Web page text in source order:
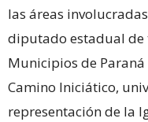
las áreas
diputado estadual de
Municipios de
Camino Iniciático,
representación de la